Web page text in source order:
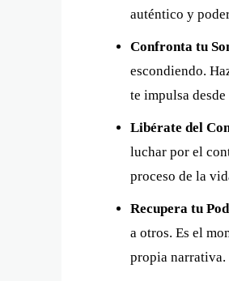
auténtico y
Confronta tu
escondiendo.
te impulsa
Libérate del
luchar por el
proceso de la
Recupera tu
a otros. Es el
propia narrativa.